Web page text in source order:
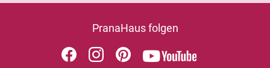
PranaHaus folgen